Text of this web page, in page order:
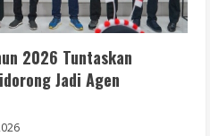
2026 Tuntaskan
Jadi Agen